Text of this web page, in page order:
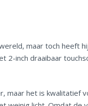
maar toch heeft
2-inch draaibaar
maar het is kwalitatief